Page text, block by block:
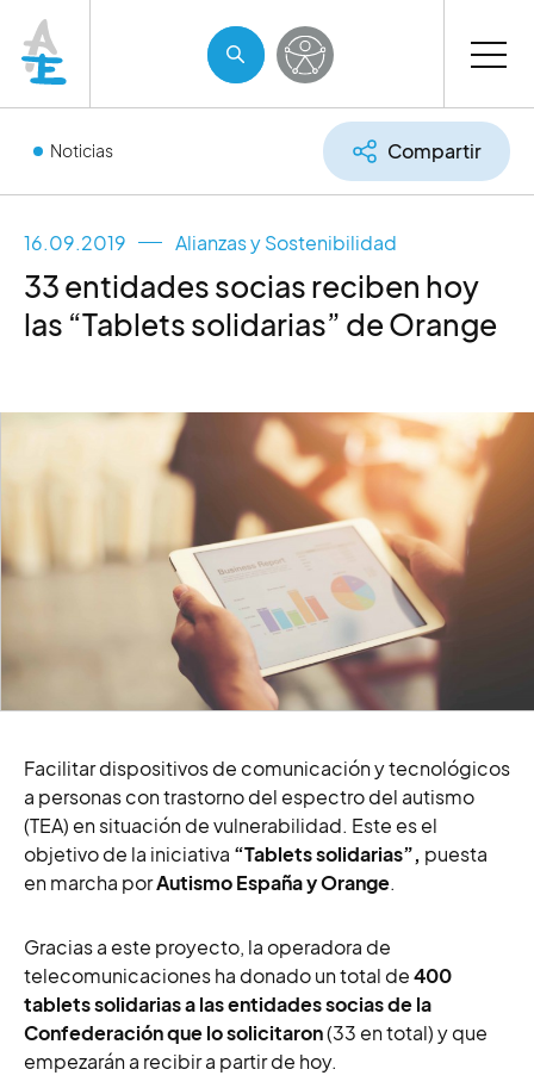
Noticias Compartir
16.09.2019 Alianzas y Sostenibilidad
33 entidades socias reciben hoy
las “Tablets solidarias” de Orange
Facilitar dispositivos de comunicación y tecnológicos
a personas con trastorno del espectro del autismo
(TEA) en situación de vulnerabilidad. Este es el
objetivo de la iniciativa “Tablets solidarias”, puesta
en marcha porAutismo España y Orange.
Gracias a este proyecto, la operadora de
telecomunicaciones ha donado un total de400
tablets solidarias a las entidades socias de la
Confederación que lo solicitaron(33 en total) y que
empezarán a recibir a partir de hoy.